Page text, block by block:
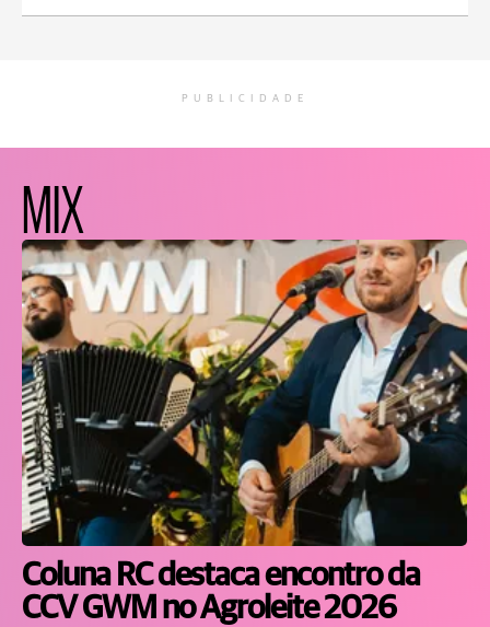
PUBLICIDADE
MIX
Coluna RC destaca encontro da
CCV GWM no Agroleite 2026